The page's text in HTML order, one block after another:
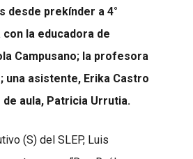
desde prekínder a 4°
con la educadora de
Campusano; la profesora
una asistente, Erika Castro
de aula, Patricia Urrutia.
(S) del SLEP, Luis